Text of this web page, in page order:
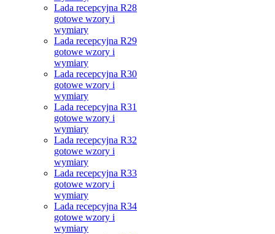
Lada recepcyjna R28
gotowe wzory i
wymiary
Lada recepcyjna R29
gotowe wzory i
wymiary
Lada recepcyjna R30
gotowe wzory i
wymiary
Lada recepcyjna R31
gotowe wzory i
wymiary
Lada recepcyjna R32
gotowe wzory i
wymiary
Lada recepcyjna R33
gotowe wzory i
wymiary
Lada recepcyjna R34
gotowe wzory i
wymiary